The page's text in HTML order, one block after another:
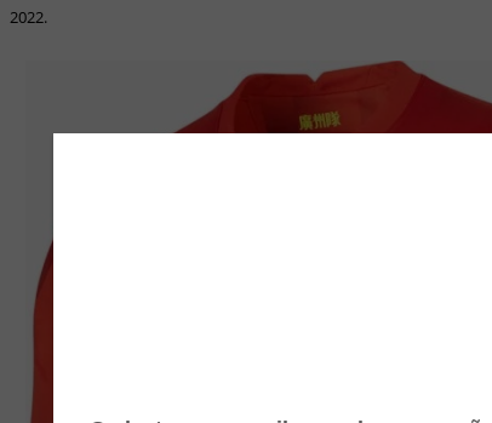
2022.